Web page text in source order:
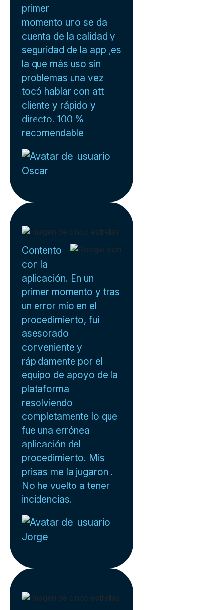
primer
momento uno se da
cuenta de la calidad y
seguridad de la app ,es
la que más uso sin
problemas una vez
tocó hablar con att
cliente y rápido y
directo. 100 %
recomendable
Oscar
Contento
con la
aplicación. En un
primer momento y tras
un error mío en el
procedimiento, fui
asesorado
conveniente y
rápidamente por el
equipo de apoyo de la
plataforma
resolviendo
completamente lo que
fue una errónea
aplicación del
procedimiento. Mis
prisas me la jugaron .
No he vuelto a tener
incidencias.
Jorge